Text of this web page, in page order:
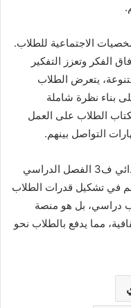
الاجتماعية للطلاب.
الفكر وتعزز التفكير
يتعرض الطلاب
بناء نظرة شاملة
الطلاب على العمل
التواصل بينهم.
باختصار، يعتبر كتاب مادة لغتي ثالث ابتدائي ف3 الفصل الدراسي
في تشكيل قدرات الطلاب
دراسي، بل هو منصة
مما يدفع بالطلاب نحو